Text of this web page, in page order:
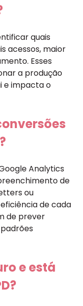
quais
acessos, maior
Esses
a produção
e impacta o
Analytics
de
ou
de cada
de prever
e está